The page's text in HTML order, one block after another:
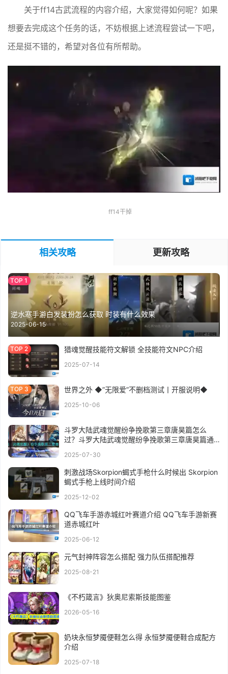
关于ff14古武流程的内容介绍，大家觉得如何呢？如果
想要去完成这个任务的话，不妨根据上述流程尝试一下吧，
还是挺不错的，希望对各位有所帮助。
ff14干掉
相关攻略 更新攻略
逆水寒手游白发装扮怎么获取 时装有什么效果
2025-06-15
猎魂觉醒技能符文解锁 全技能符文NPC介绍
2025-07-14
世界之外 ◆”无限爱”不删档测试丨开服说明◆
2025-10-06
斗罗大陆武魂觉醒纷争挽歌第三章唐昊篇怎么
过？斗罗大陆武魂觉醒纷争挽歌第三章唐昊篇通
2025-07-30
刺激战场Skorpion蝎式手枪什么时候出 Skorpion
蝎式手枪上线时间介绍
2025-12-02
QQ飞车手游赤城红叶赛道介绍 QQ飞车手游新赛
道赤城红叶
2025-06-12
元气封神阵容怎么搭配 强力队伍搭配推荐
2025-08-21
《不朽箴言》狄奥尼索斯技能图鉴
2026-05-16
奶块永恒梦魇便鞋怎么得 永恒梦魇便鞋合成配方
介绍
2025-07-18